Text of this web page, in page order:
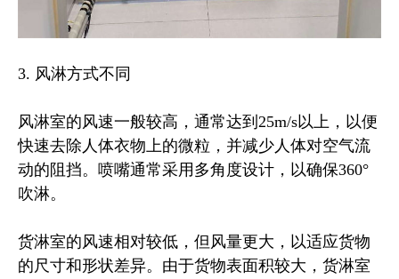
3. 风淋方式不同
风淋室的风速一般较高，通常达到25m/s以上，以便
快速去除人体衣物上的微粒，并减少人体对空气流
动的阻挡。喷嘴通常采用多角度设计，以确保360°
吹淋。
货淋室的风速相对较低，但风量更大，以适应货物
的尺寸和形状差异。由于货物表面积较大，货淋室